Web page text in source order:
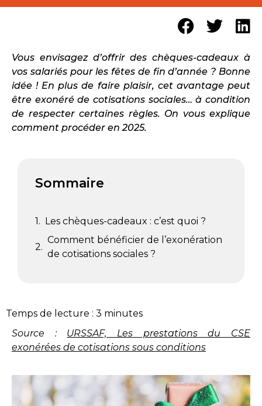
Vous envisagez d’offrir des chèques-cadeaux à
vos salariés pour les fêtes de fin d’année ? Bonne
idée ! En plus de faire plaisir, cet avantage peut
être exonéré de cotisations sociales… à condition
de respecter certaines règles. On vous explique
comment procéder en 2025.
Sommaire
Les chèques-cadeaux : c’est quoi ?
Comment bénéficier de l’exonération
de cotisations sociales ?
Temps de lecture : 3 minutes
Source : URSSAF, Les prestations du CSE
exonérées de cotisations sous conditions